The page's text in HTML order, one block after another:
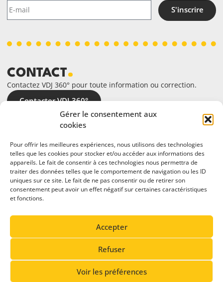
Gérer le consentement aux
cookies
Pour offrir les meilleures expériences, nous utilisons des technologies
telles que les cookies pour stocker et/ou accéder aux informations des
appareils. Le fait de consentir à ces technologies nous permettra de
traiter des données telles que le comportement de navigation ou les ID
uniques sur ce site. Le fait de ne pas consentir ou de retirer son
consentement peut avoir un effet négatif sur certaines caractéristiques
et fonctions.
Accepter
Refuser
Voir les préférences
S'inscrire
CONTACT
Contactez VDJ 360° pour toute information ou correction.
Contacter VDJ 360°
En partenariat avec